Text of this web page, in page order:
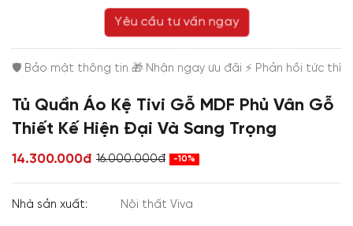
Yêu cầu tư vấn ngay
Tủ Quần Áo Kệ Tivi Gỗ MDF Phủ Vân Gỗ
Thiết Kế Hiện Đại Và Sang Trọng
14.300.000đ 16.000.000đ -10%
Nhà sản xuất: Nội thất Viva